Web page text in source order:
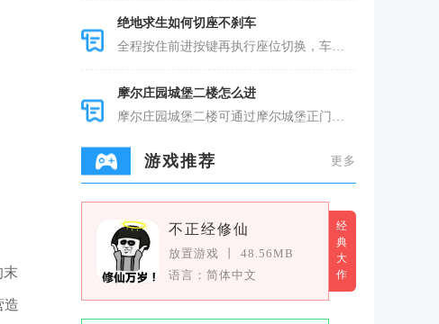
末
造
绝地求生如何切座不刹车
全程按住前进按键再执行座位切换，车辆会依
摩尔庄园城堡二楼怎么进
摩尔庄园城堡二楼可通过摩尔城堡正门两侧露
游戏推荐 更多
不正经修仙
放置游戏
48.56MB
语言：简体中文
经
典
大
作